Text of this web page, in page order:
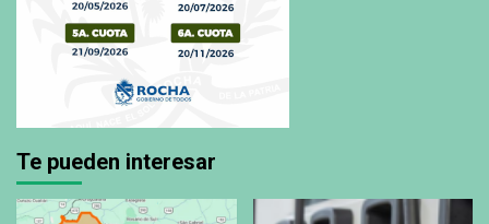
Te pueden interesar